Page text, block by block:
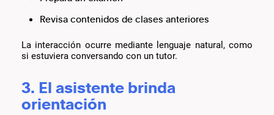
Revisa contenidos de clases anteriores
La interacción ocurre mediante lenguaje natural, como
si estuviera conversando con un tutor.
3. El asistente brinda
orientación